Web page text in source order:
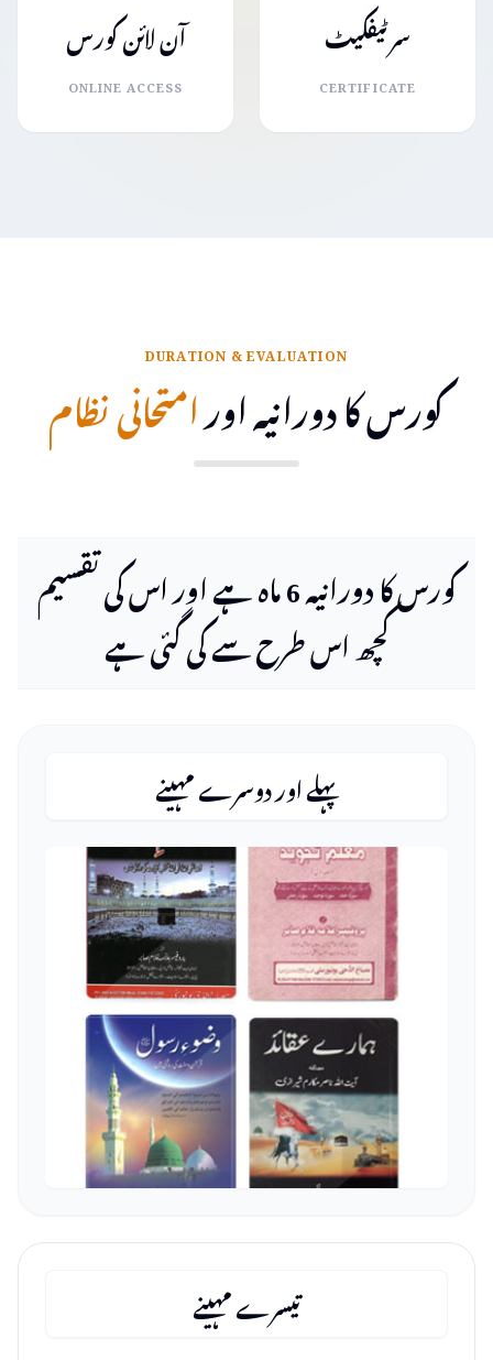
سرٹیفکیٹ
CERTIFICATE
آن لائن کورس
ONLINE ACCESS
DURATION & EVALUATION
کورس کا دورانیہ اورامتحانی نظام
کورس کا دورانیہ 6 ماہ ہے اور اس کی تقسیم
کچھ اس طرح سے کی گئی ہے
پہلے اور دوسرے مہینے
تیسرے مہینے